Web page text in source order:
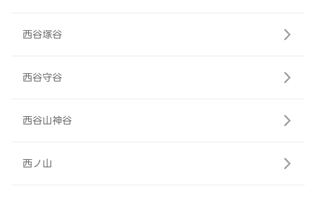
西谷塚谷
西谷守谷
西谷山神谷
西ノ山